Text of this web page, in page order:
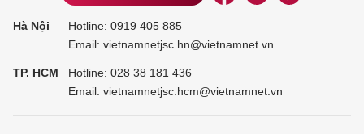
Hà Nội Hotline: 0919 405 885
Email: vietnamnetjsc.hn@vietnamnet.vn
TP. HCM Hotline: 028 38 181 436
Email: vietnamnetjsc.hcm@vietnamnet.vn